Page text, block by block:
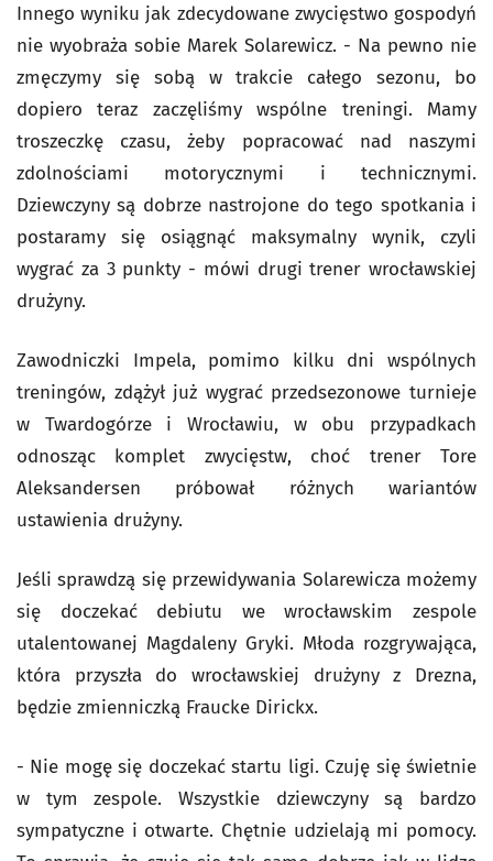
Innego wyniku jak zdecydowane zwycięstwo gospodyń
nie wyobraża sobie Marek Solarewicz. - Na pewno nie
zmęczymy się sobą w trakcie całego sezonu, bo
dopiero teraz zaczęliśmy wspólne treningi. Mamy
troszeczkę czasu, żeby popracować nad naszymi
zdolnościami motorycznymi i technicznymi.
Dziewczyny są dobrze nastrojone do tego spotkania i
postaramy się osiągnąć maksymalny wynik, czyli
wygrać za 3 punkty - mówi drugi trener wrocławskiej
drużyny.
Zawodniczki Impela, pomimo kilku dni wspólnych
treningów, zdążył już wygrać przedsezonowe turnieje
w Twardogórze i Wrocławiu, w obu przypadkach
odnosząc komplet zwycięstw, choć trener Tore
Aleksandersen próbował różnych wariantów
ustawienia drużyny.
Jeśli sprawdzą się przewidywania Solarewicza możemy
się doczekać debiutu we wrocławskim zespole
utalentowanej Magdaleny Gryki. Młoda rozgrywająca,
która przyszła do wrocławskiej drużyny z Drezna,
będzie zmienniczką Fraucke Dirickx.
- Nie mogę się doczekać startu ligi. Czuję się świetnie
w tym zespole. Wszystkie dziewczyny są bardzo
sympatyczne i otwarte. Chętnie udzielają mi pomocy.